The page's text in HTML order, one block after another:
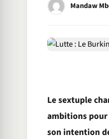
Mandaw
Le sextuple
ambitions pour
son intention